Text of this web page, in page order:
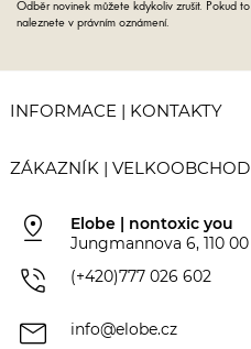
Odběr novinek můžete kdykoliv zrušit. Pokud
naleznete v právním oznámení.
INFORMACE | KONTAKTY
ZÁKAZNÍK | VELKOOBCHOD
pin_drop
Elobe | nontoxic you
Jungmannova 6, 110 00
phone_in_talk (+420)777 026 602
mail info@elobe.cz